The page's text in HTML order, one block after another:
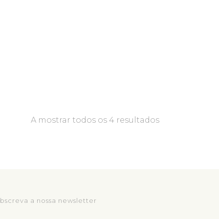
A mostrar todos os 4 resultados
a nossa newsletter